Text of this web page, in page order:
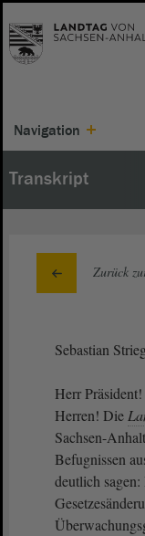
Navigation
Transkript
Zurück
Sebastian
Herr
Herren! Die
Sachsen-
Befugnissen
deutlich